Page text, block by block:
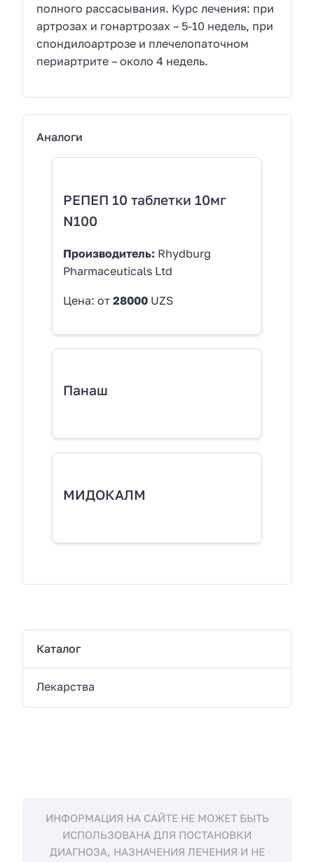
полного рассасывания. Курс лечения: при
артрозах и гонартрозах – 5-10 недель, при
спондилоартрозе и плечелопаточном
периартрите – около 4 недель.
Аналоги
РЕПЕП 10 таблетки 10мг
N100
Производитель: Rhydburg
Pharmaceuticals Ltd
Цена: от 28000 UZS
Панаш
МИДОКАЛМ
Каталог
Лекарства
ИНФОРМАЦИЯ НА САЙТЕ НЕ МОЖЕТ БЫТЬ
ИСПОЛЬЗОВАНА ДЛЯ ПОСТАНОВКИ
ДИАГНОЗА, НАЗНАЧЕНИЯ ЛЕЧЕНИЯ И НЕ